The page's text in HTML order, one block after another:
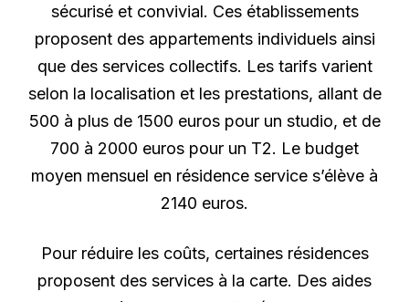
sécurisé et convivial. Ces établissements
proposent des appartements individuels ainsi
que des services collectifs. Les tarifs varient
selon la localisation et les prestations, allant de
500 à plus de 1500 euros pour un studio, et de
700 à 2000 euros pour un T2. Le budget
moyen mensuel en résidence service s’élève à
2140 euros.
Pour réduire les coûts, certaines résidences
proposent des services à la carte. Des aides